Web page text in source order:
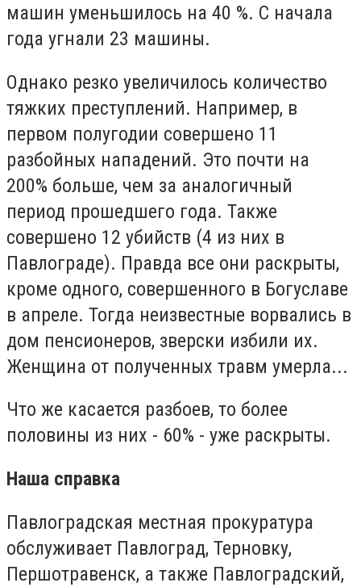
машин уменьшилось на 40 %. С начала
года угнали 23 машины.
Однако резко увеличилось количество
тяжких преступлений. Например, в
первом полугодии совершено 11
разбойных нападений. Это почти на
200% больше, чем за аналогичный
период прошедшего года. Также
совершено 12 убийств (4 из них в
Павлограде). Правда все они раскрыты,
кроме одного, совершенного в Богуславе
в апреле. Тогда неизвестные ворвались в
дом пенсионеров, зверски избили их.
Женщина от полученных травм умерла...
Что же касается разбоев, то более
половины из них - 60% - уже раскрыты.
Наша справка
Павлоградская местная прокуратура
обслуживает Павлоград, Терновку,
Першотравенск, а также Павлоградский,